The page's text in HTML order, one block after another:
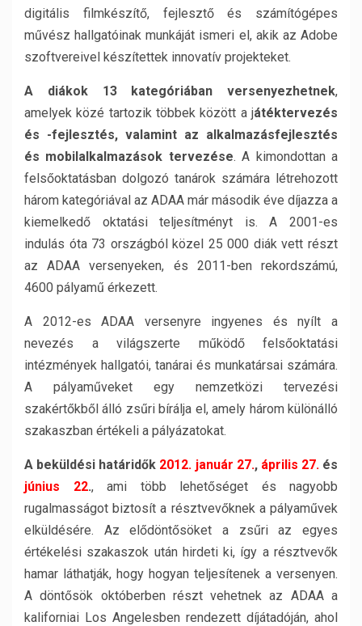
digitális filmkészítő, fejlesztő és számítógépes
művész hallgatóinak munkáját ismeri el, akik az Adobe
szoftvereivel készítettek innovatív projekteket.
A diákok 13 kategóriában versenyezhetnek,
amelyek közé tartozik többek között a játéktervezés
és -fejlesztés, valamint az alkalmazásfejlesztés
és mobilalkalmazások tervezése. A kimondottan a
felsőoktatásban dolgozó tanárok számára létrehozott
három kategóriával az ADAA már második éve díjazza a
kiemelkedő oktatási teljesítményt is. A 2001-es
indulás óta 73 országból közel 25 000 diák vett részt
az ADAA versenyeken, és 2011-ben rekordszámú,
4600 pályamű érkezett.
A 2012-es ADAA versenyre ingyenes és nyílt a
nevezés a világszerte működő felsőoktatási
intézmények hallgatói, tanárai és munkatársai számára.
A pályaműveket egy nemzetközi tervezési
szakértőkből álló zsűri bírálja el, amely három különálló
szakaszban értékeli a pályázatokat.
A beküldési határidők 2012. január 27., április 27.és
június 22., ami több lehetőséget és nagyobb
rugalmasságot biztosít a résztvevőknek a pályaművek
elküldésére. Az elődöntősöket a zsűri az egyes
értékelési szakaszok után hirdeti ki, így a résztvevők
hamar láthatják, hogy hogyan teljesítenek a versenyen.
A döntősök októberben részt vehetnek az ADAA a
kaliforniai Los Angelesben rendezett díjátadóján, ahol